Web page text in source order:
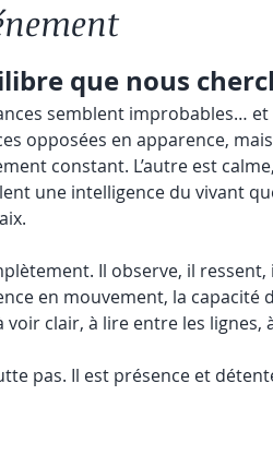
que nous
semblent improbables…
opposées en apparence,
constant. L’autre est
une intelligence du vivant
Il observe, il
en mouvement, la
voir clair, à lire entre les
pas. Il est présence et